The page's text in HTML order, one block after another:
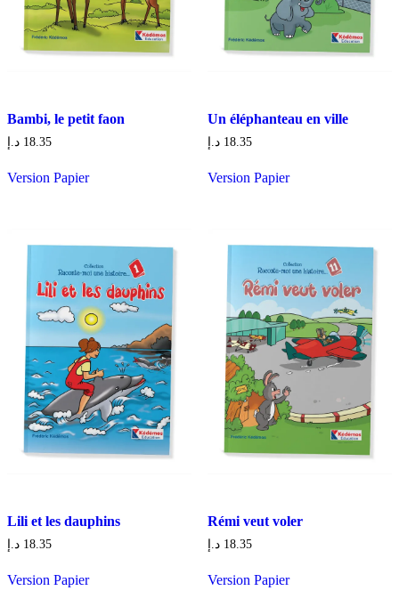
Bambi, le petit faon
18.35 د.إ
Version Papier
Un éléphanteau en ville
18.35 د.إ
Version Papier
Lili et les dauphins
18.35 د.إ
Version Papier
Rémi veut voler
18.35 د.إ
Version Papier